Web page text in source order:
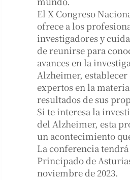
El X Congreso
ofrece a los
investigadores y
de reunirse para
avances en la
Alzheimer, establecer
expertos en la
resultados de sus
Si te interesa la
del Alzheimer, esta
un acontecimiento
La conferencia
Principado de
noviembre de 2023.